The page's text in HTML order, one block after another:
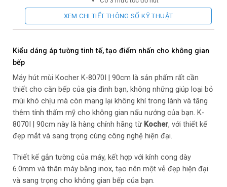
Bộ lọc lưới nhôm có thể dễ dàng rửa bằng
phẩm (CxRxS)
400 x 900 x 500mm
Công suất 195W
Đường kính ống khí ø 150 mm
bình thường
1550 m³/h
Độ ồn 46dbA
XEM CHI TIẾT THÔNG SỐ KỸ THUẬT
Kiểu dáng áp tường tinh tế, tạo điểm nhấn cho không gian
bếp
Máy hút mùi Kocher K-8070I | 90cm là sản phẩm rất cần
thiết cho căn bếp của gia đình bạn, không những giúp loại bỏ
mùi khó chịu mà còn mang lại không khí trong lành và tăng
thêm tính thẩm mỹ cho không gian nấu nướng của bạn. K-
8070I | 90cm này là hàng chính hãng từ Kocher, với thiết kế
đẹp mắt và sang trọng cùng công nghệ hiện đại.
Thiết kế gắn tường của máy, kết hợp với kính cong dày
6.0mm và thân máy bằng inox, tạo nên một vẻ đẹp hiện đại
và sang trọng cho không gian bếp của bạn.